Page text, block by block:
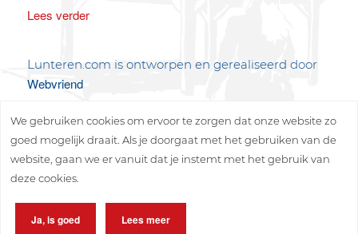
Lees verder
Lunteren.com is ontworpen en gerealiseerd door
Webvriend
We gebruiken cookies om ervoor te zorgen dat onze website zo
goed mogelijk draait. Als je doorgaat met het gebruiken van de
website, gaan we er vanuit dat je instemt met het gebruik van
deze cookies.
Ja, is goed Lees meer